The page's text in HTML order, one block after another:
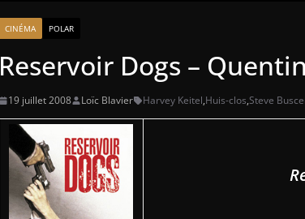
CINÉMA POLAR
Reservoir Dogs –
19 juillet 2008 Loïc Blavier Harvey Keitel,Huis-clos,Steve